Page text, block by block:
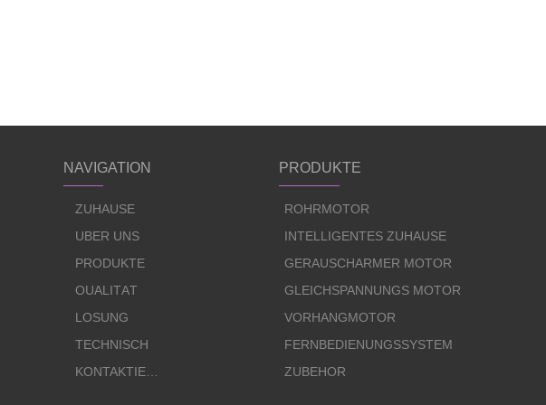
NAVIGATION
ZUHAUSE
ÜBER UNS
PRODUKTE
QUALITÄT
LÖSUNG
TECHNISCH
KONTAKTIERE UNS
PRODUKTE
ROHRMOTOR
INTELLIGENTES ZUHAUSE
GERÄUSCHARMER MOTOR
GLEICHSPANNUNGS MOTOR
VORHANGMOTOR
FERNBEDIENUNGSSYSTEM
ZUBEHÖR